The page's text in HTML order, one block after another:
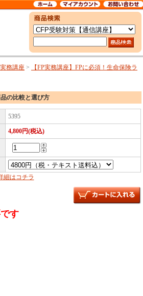
務講座 >
【FP実務講座】FPに必須！生命保険ラ
の比較と選び方
5395
4,800円(税込)
細はコチラ
す